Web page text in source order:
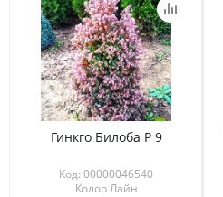
Гинкго Билоба Р 9
Код: 00000046540
Колор Лайн